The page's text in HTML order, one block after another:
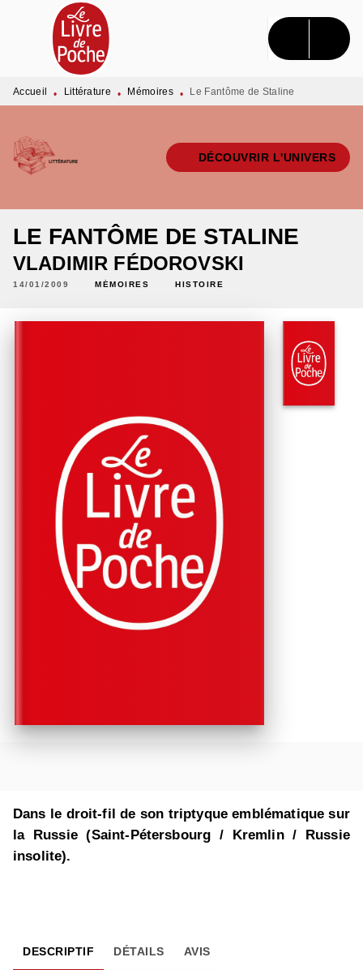
MENU RECHERCHE CONTENU
PIED DE PAGE
Accueil • Littérature • Mémoires • Le Fantôme de Staline
DÉCOUVRIR L'UNIVERS
LE FANTÔME DE STALINE
VLADIMIR FÉDOROVSKI
14/01/2009 MÉMOIRES HISTOIRE
Dans le droit-fil de son triptyque emblématique sur
la Russie (Saint-Pétersbourg / Kremlin / Russie
insolite).
DESCRIPTIF DÉTAILS AVIS